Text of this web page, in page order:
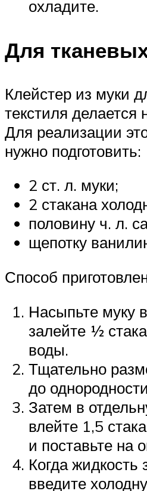
охладите.
Для
Клейстер из муки
текстиля делается
Для реализации
нужно подготовить:
2 ст. л. муки;
2 стакана
половину ч. л.
щепотку
Способ
Насыпьте муку
залейте ½
воды.
Тщательно
до
Затем в
влейте 1,5
и поставьте на
Когда жидкость
введите